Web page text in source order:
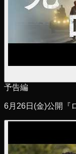
予告編
6月26日(金)公開『